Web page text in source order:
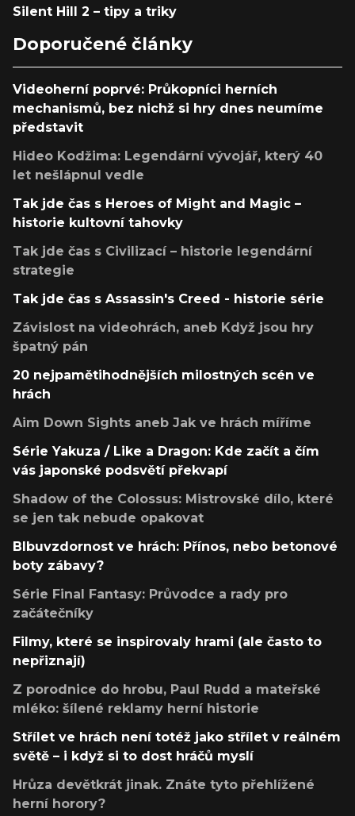
Silent Hill 2 – tipy a triky
Doporučené články
Videoherní poprvé: Průkopníci herních
mechanismů, bez nichž si hry dnes neumíme
představit
Hideo Kodžima: Legendární vývojář, který 40
let nešlápnul vedle
Tak jde čas s Heroes of Might and Magic –
historie kultovní tahovky
Tak jde čas s Civilizací – historie legendární
strategie
Tak jde čas s Assassin's Creed - historie série
Závislost na videohrách, aneb Když jsou hry
špatný pán
20 nejpamětihodnějších milostných scén ve
hrách
Aim Down Sights aneb Jak ve hrách míříme
Série Yakuza / Like a Dragon: Kde začít a čím
vás japonské podsvětí překvapí
Shadow of the Colossus: Mistrovské dílo, které
se jen tak nebude opakovat
Blbuvzdornost ve hrách: Přínos, nebo betonové
boty zábavy?
Série Final Fantasy: Průvodce a rady pro
začátečníky
Filmy, které se inspirovaly hrami (ale často to
nepřiznají)
Z porodnice do hrobu, Paul Rudd a mateřské
mléko: šílené reklamy herní historie
Střílet ve hrách není totéž jako střílet v reálném
světě – i když si to dost hráčů myslí
Hrůza devětkrát jinak. Znáte tyto přehlížené
herní horory?